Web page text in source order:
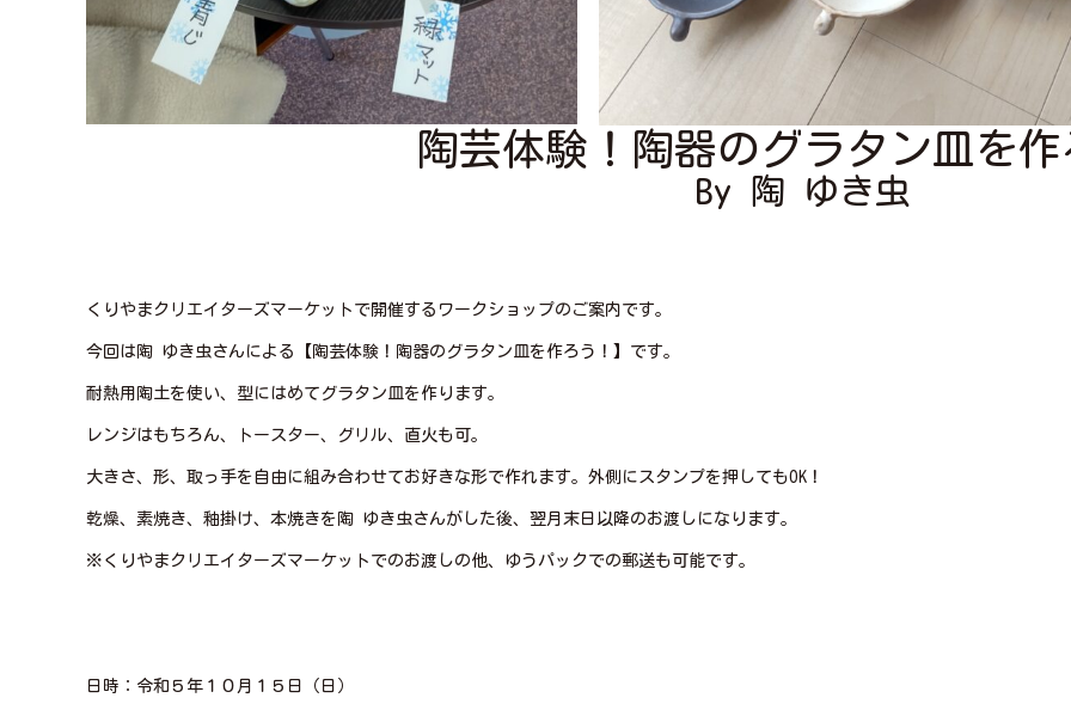
陶芸体験！陶器のグラタン皿を
By 陶 ゆき虫
くりやまクリエイターズマーケットで開催するワークショップのご案内です。
今回は陶 ゆき虫さんによる【陶芸体験！陶器のグラタン皿を作ろう！】です。
耐熱用陶土を使い、型にはめてグラタン皿を作ります。
レンジはもちろん、トースター、グリル、直火も可。
大きさ、形、取っ手を自由に組み合わせてお好きな形で作れます。外側にスタンプを押してもOK！
乾燥、素焼き、釉掛け、本焼きを陶 ゆき虫さんがした後、翌月末日以降のお渡しになります。
※くりやまクリエイターズマーケットでのお渡しの他、ゆうパックでの郵送も可能です。
日時：令和５年１０月１５日（日）